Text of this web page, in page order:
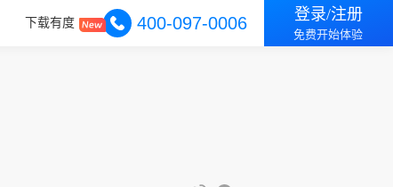
下载有度 400-097-0006 登录/注册
免费开始体验